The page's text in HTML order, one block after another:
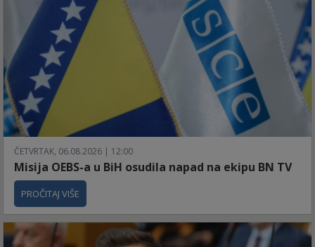
ČETVRTAK, 06.08.2026 | 12:00
Misija OEBS-a u BiH osudila napad na ekipu BN TV
PROČITAJ VIŠE